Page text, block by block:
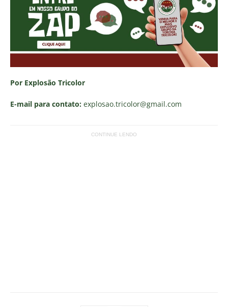
Por Explosão Tricolor
E-mail para contato: explosao.tricolor@gmail.com
CONTINUE LENDO